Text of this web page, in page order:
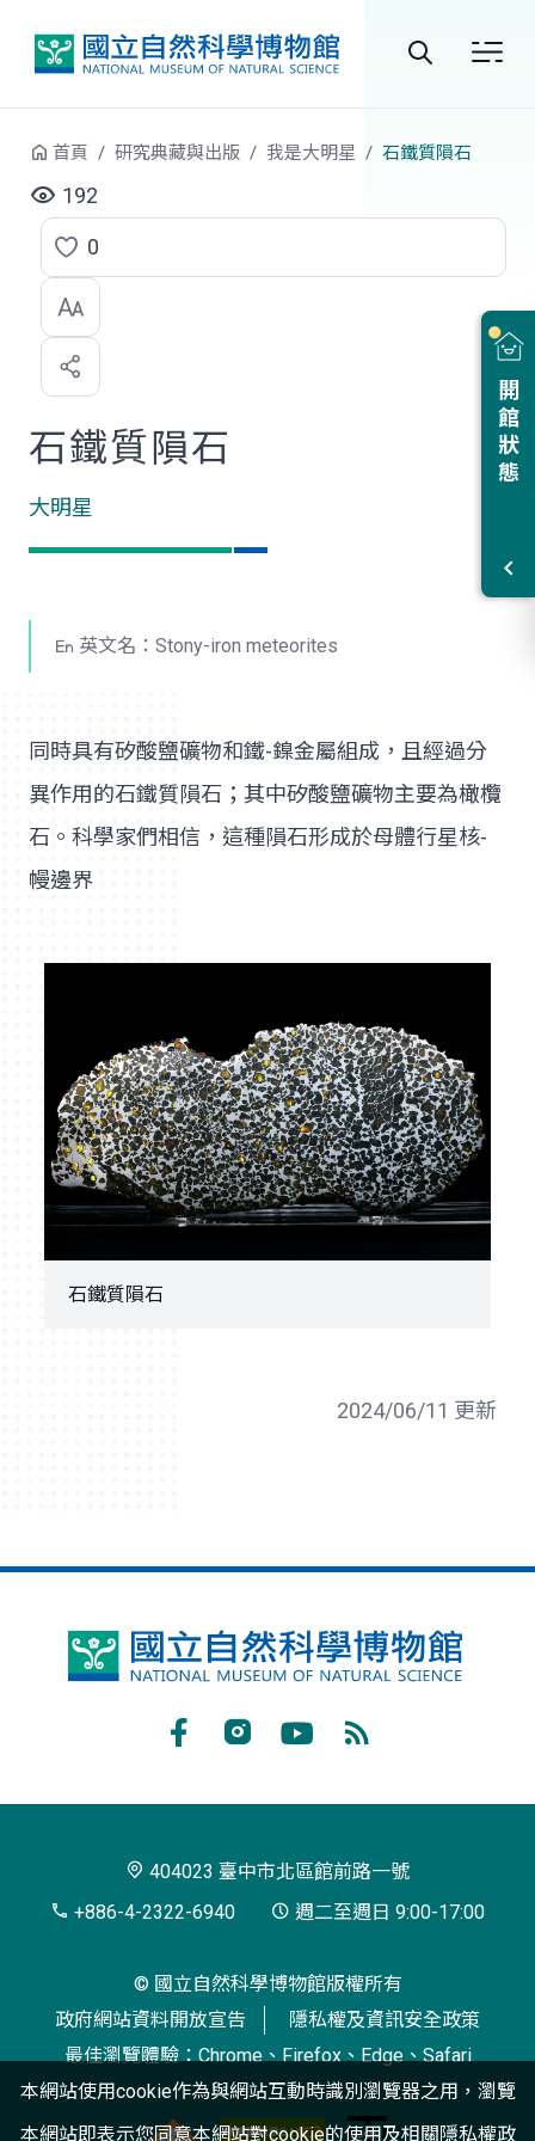
站
尋
開館狀態
首頁 研究典藏與出版 我是大明星 石鐵質隕石
192
點
選
喜
歡
0
石鐵質隕石
大明星
英文名：Stony-iron meteorites
同時具有矽酸鹽礦物和鐵-鎳金屬組成，且經過分
異作用的石鐵質隕石；其中矽酸鹽礦物主要為橄欖
石。科學家們相信，這種隕石形成於母體行星核-
幔邊界
石鐵質隕石
2024/06/11 更新
國
博
閱
404023 臺中市北區館前路一號
+886-4-2322-6940
週二至週日 9:00-17:00
© 國立自然科學博物館版權所有
政府網站資料開放宣告
隱私權及資訊安全政策
最佳瀏覽體驗：Chrome、Firefox、Edge、Safari
本網站使用cookie作為與網站互動時識別瀏覽器之用，瀏覽
本網站即表示您同意本網站對cookie的使用及相關隱私權政